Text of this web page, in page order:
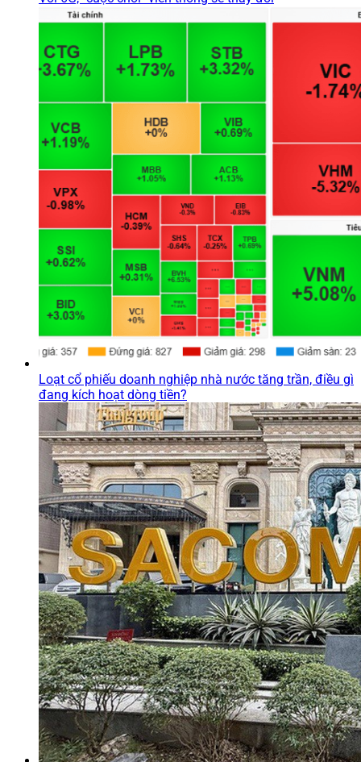
Loạt cổ phiếu doanh nghiệp nhà nước tăng trần, điều gì
đang kích hoạt dòng tiền?